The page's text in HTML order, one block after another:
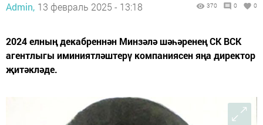
Admin, 13 февраль 2025 - 13:18 370 0 0
2024 елның декабреннән Минзәлә шәһәренең СК ВСК
агентлыгы иминиятләштерү компаниясен яңа директор
җитәкләде.